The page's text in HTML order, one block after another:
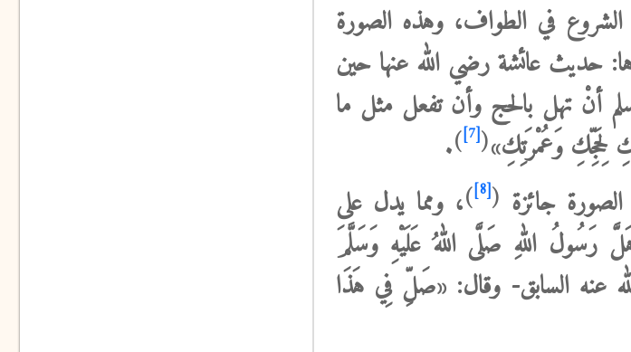
في الطواف، وهذه الصورة
حديث عائشة رضي الله عنها حين
أنْ تهل بالحج وأن تفعل مثل ما
‌لِحَجِّكِ ‌وَعُمْرَتِكِ»(
[7]
)
.
جائزة (
[8]
)،ومما يدل على
رَسُولُ اللهِ صَلَّى اللهُ عَلَيْهِ وَسَلَّمَ
عنه السابق- وقال: «صَلِّ فِي هَذَا